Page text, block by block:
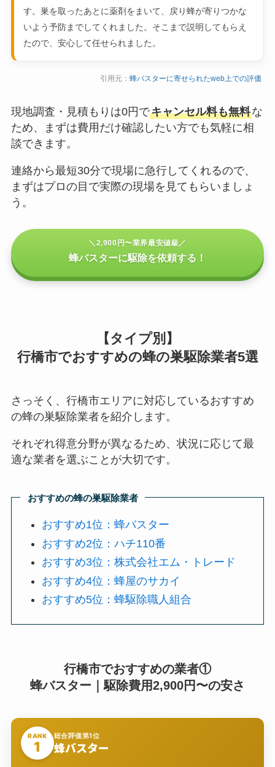
す。巣を取ったあとに薬剤をまいて、戻り蜂が寄りつかな
いよう予防までしてくれました。そこまで説明してもらえ
たので、安心して任せられました。
引用元：蜂バスターに寄せられたweb上での評価
現地調査・見積もりは0円でキャンセル料も無料な
ため、まずは費用だけ確認したい方でも気軽に相
談できます。
連絡から最短30分で現場に急行してくれるので、
まずはプロの目で実際の現場を見てもらいましょ
う。
＼2,900円〜業界最安値級／
蜂バスターに駆除を依頼する！
【タイプ別】
行橋市でおすすめの蜂の巣駆除業者5選
さっそく、行橋市エリアに対応しているおすすめ
の蜂の巣駆除業者を紹介します。
それぞれ得意分野が異なるため、状況に応じて最
適な業者を選ぶことが大切です。
おすすめの蜂の巣駆除業者
おすすめ1位：蜂バスター
おすすめ2位：ハチ110番
おすすめ3位：株式会社エム・トレード
おすすめ4位：蜂屋のサカイ
おすすめ5位：蜂駆除職人組合
行橋市でおすすめの業者①
蜂バスター｜駆除費用2,900円〜の安さ
RANK
1
総合評価第1位
蜂バスター